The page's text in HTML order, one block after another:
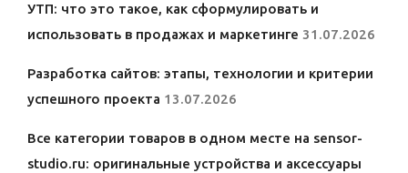
УТП: что это такое, как сформулировать и
использовать в продажах и маркетинге 31.07.2026
Разработка сайтов: этапы, технологии и критерии
успешного проекта 13.07.2026
Все категории товаров в одном месте на sensor-
studio.ru: оригинальные устройства и аксессуары